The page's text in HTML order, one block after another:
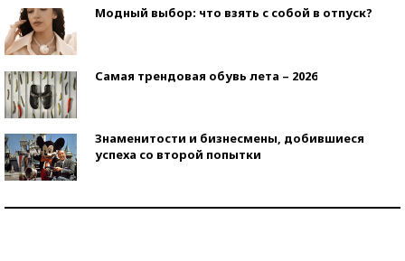
Модный выбор: что взять с собой в отпуск?
Самая трендовая обувь лета – 2026
Знаменитости и бизнесмены, добившиеся
успеха со второй попытки